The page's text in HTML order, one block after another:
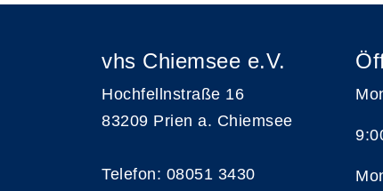
vhs Chiemsee e.V.
Hochfellnstraße 16
83209 Prien a. Chiemsee
Telefon: 08051 3430